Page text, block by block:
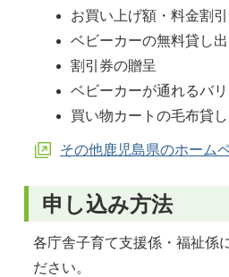
お買い上げ額・料金割
ベビーカーの無料貸し出
割引券の贈呈
ベビーカーが通れるバ
買い物カートの毛布貸
その他鹿児島県のホーム
申し込み方法
各庁舎子育て支援係・福祉係
ださい。